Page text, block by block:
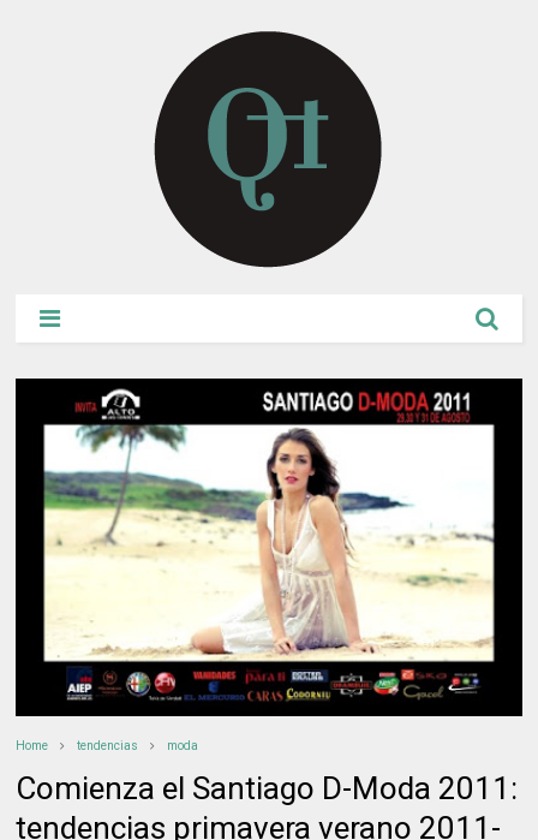
Home tendencias moda
Comienza el Santiago D-Moda 2011:
tendencias primavera verano 2011-